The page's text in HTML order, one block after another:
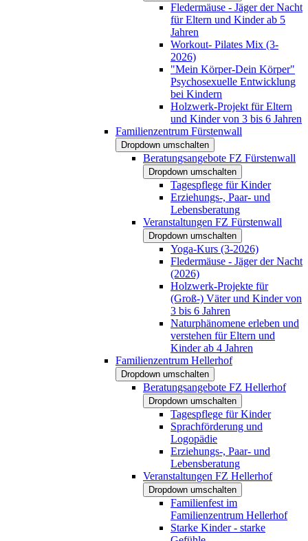
Fledermäuse - Jäger der Nacht
für Eltern und Kinder ab 5
Jahren
Workout- Pilates Mix (3-
2026)
"Mein Körper-Dein Körper"
Psychosexuelle Entwicklung
bei Kindern
Holzwerk-Projekt für Eltern
und Kinder von 3 bis 6 Jahren
Familienzentrum Fürstenwall
Dropdown umschalten
Beratungsangebote FZ Fürstenwall
Dropdown umschalten
Tagespflege für Kinder
Erziehungs-, Paar- und
Lebensberatung
Veranstaltungen FZ Fürstenwall
Dropdown umschalten
Yoga-Kurs (3-2026)
Fledermäuse - Jäger der Nacht
(2026)
Holzwerk-Projekte für
(Groß-) Väter und Kinder von
3 bis 6 Jahren
Naturphänomene erleben und
verstehen für Eltern und
Kinder ab 4 Jahren
Familienzentrum Hellerhof
Dropdown umschalten
Beratungsangebote FZ Hellerhof
Dropdown umschalten
Tagespflege für Kinder
Sprachförderung und
Logopädie
Erziehungs-, Paar- und
Lebensberatung
Veranstaltungen FZ Hellerhof
Dropdown umschalten
Familienfest im
Familienzentrum Hellerhof
Starke Kinder - starke